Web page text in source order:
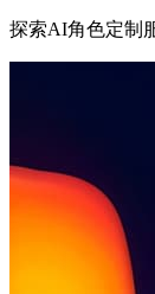
探索AI角色定制